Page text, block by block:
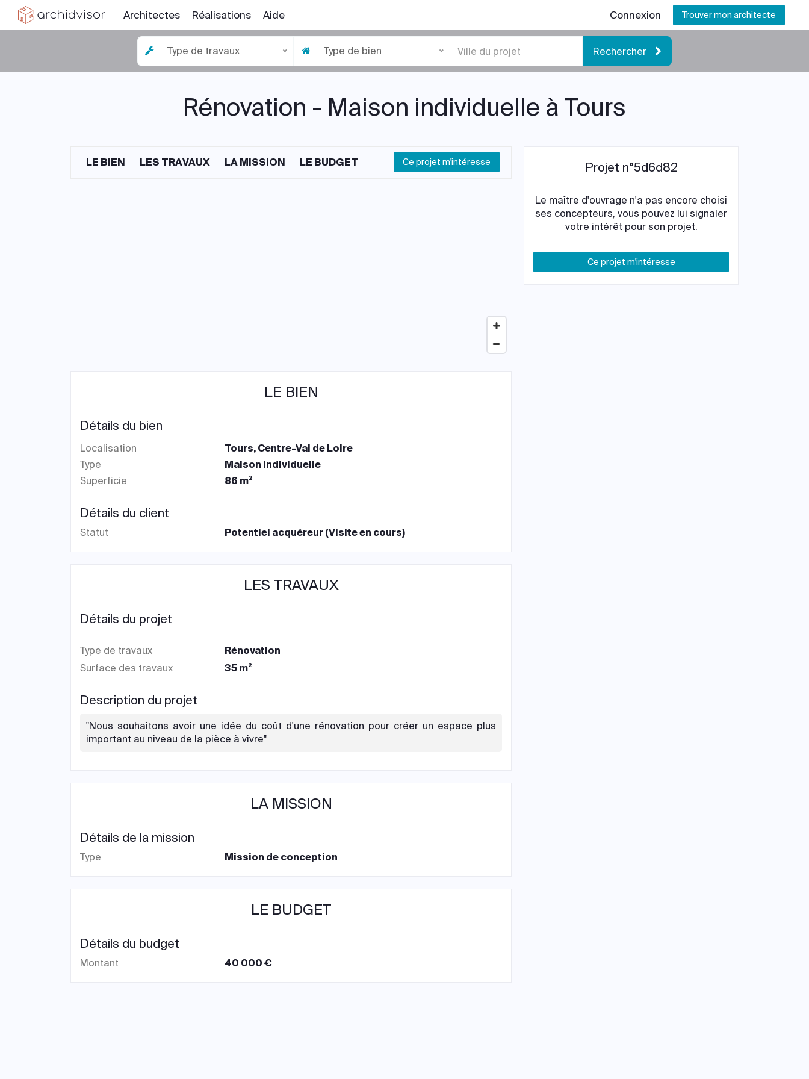
Architectes Réalisations Aide Connexion Trouver mon architecte
Type de travaux Type de bien Rechercher
Rénovation - Maison individuelle à Tours
LE BIEN LES TRAVAUX LA MISSION LE BUDGET Ce projet m'intéresse
LE BIEN
Détails du bien
Localisation
Tours, Centre-Val de Loire
Type
Maison individuelle
Superficie
86 m²
Détails du client
Statut Potentiel acquéreur (Visite en cours)
LES TRAVAUX
Détails du projet
Type de travaux
Rénovation
Surface des travaux
35 m²
Description du projet
"Nous souhaitons avoir une idée du coût d'une rénovation pour créer un espace plus
important au niveau de la pièce à vivre"
LA MISSION
Détails de la mission
Type Mission de conception
LE BUDGET
Détails du budget
Montant 40 000 €
Projet n°5d6d82
Le maître d'ouvrage n'a pas encore choisi
ses concepteurs, vous pouvez lui signaler
votre intérêt pour son projet.
Ce projet m'intéresse